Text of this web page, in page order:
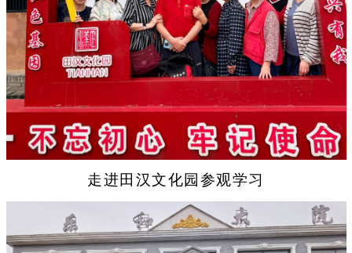
走进田汉文化园参观学习